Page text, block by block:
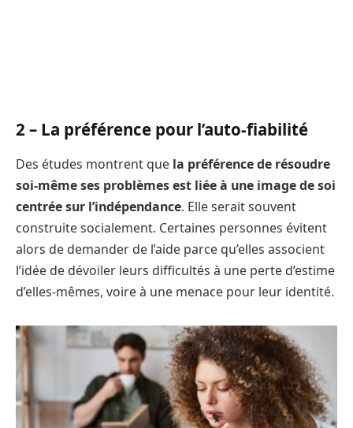
2 – La préférence pour l’auto-fiabilité
Des études montrent que la préférence de résoudre
soi-même ses problèmes est liée à une image de soi
centrée sur l’indépendance. Elle serait souvent
construite socialement. Certaines personnes évitent
alors de demander de l’aide parce qu’elles associent
l’idée de dévoiler leurs difficultés à une perte d’estime
d’elles-mêmes, voire à une menace pour leur identité.